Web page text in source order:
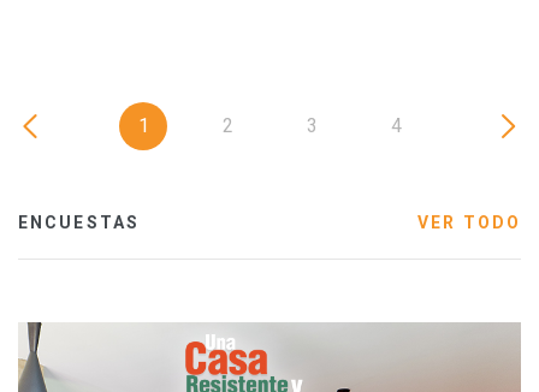
1 2 3 4
ENCUESTAS VER TODO